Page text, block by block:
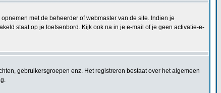
met de beheerder of webmaster van de site. Indien je
staat op je toetsenbord. Kijk ook na in je e-mail of je geen activatie-e-
gebruikersgroepen enz. Het registreren bestaat over het algemeen